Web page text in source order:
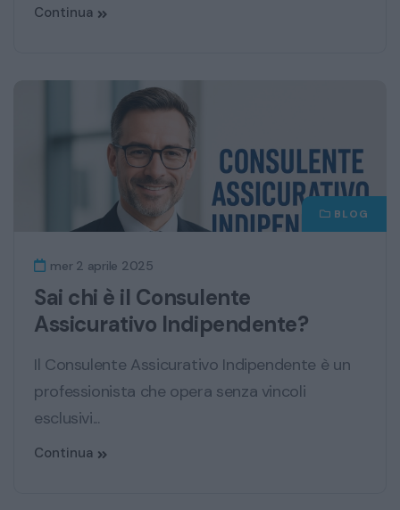
Continua
BLOG
mer 2 aprile 2025
Sai chi è il Consulente
Assicurativo Indipendente?
Il Consulente Assicurativo Indipendente è un
professionista che opera senza vincoli
esclusivi...
Continua